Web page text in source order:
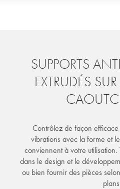
SUPPORTS
EXTRUDÉS
Contrôlez de façon
vibrations avec la forme et
conviennent à votre
dans le design et le
ou bien fournir des pièces